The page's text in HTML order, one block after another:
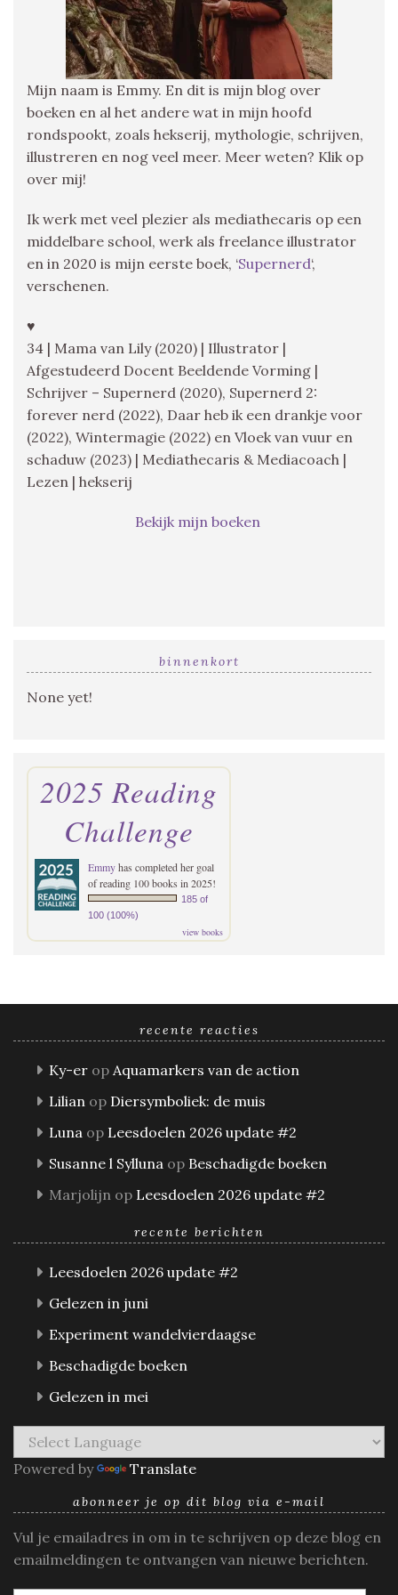
Mijn naam is Emmy. En dit is mijn blog over
boeken en al het andere wat in mijn hoofd
rondspookt, zoals hekserij, mythologie, schrijven,
illustreren en nog veel meer. Meer weten? Klik op
over mij!
Ik werk met veel plezier als mediathecaris op een
middelbare school, werk als freelance illustrator
en in 2020 is mijn eerste boek, ‘Supernerd‘,
verschenen.
♥
34 | Mama van Lily (2020) | Illustrator |
Afgestudeerd Docent Beeldende Vorming |
Schrijver – Supernerd (2020), Supernerd 2:
forever nerd (2022), Daar heb ik een drankje voor
(2022), Wintermagie (2022) en Vloek van vuur en
schaduw (2023) | Mediathecaris & Mediacoach |
Lezen | hekserij
Bekijk mijn boeken
binnenkort
None yet!
2025 Reading
Challenge
Emmyhas completed her goal
of reading 100 books in 2025!
185 of
100 (100%)
view books
recente reacties
Ky-er op Aquamarkers van de action
Lilian op Diersymboliek: de muis
Luna op Leesdoelen 2026 update #2
Susanne l Sylluna op Beschadigde boeken
Marjolijn op Leesdoelen 2026 update #2
recente berichten
Leesdoelen 2026 update #2
Gelezen in juni
Experiment wandelvierdaagse
Beschadigde boeken
Gelezen in mei
Powered by Translate
abonneer je op dit blog via e-mail
Vul je emailadres in om in te schrijven op deze blog en
emailmeldingen te ontvangen van nieuwe berichten.